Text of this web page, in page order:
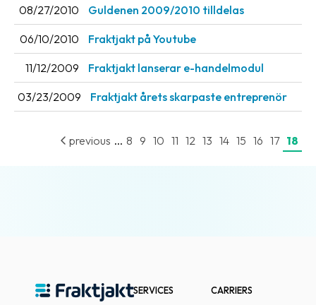
us
Terms
Terms
and
conditions
Privacy
08/27/2010 Guldenen 2009/2010 tilldelas
06/10/2010 Fraktjakt på Youtube
11/12/2009 Fraktjakt lanserar e-handelmodul
03/23/2009 Fraktjakt årets skarpaste entreprenör
previous ... 8 9 10 11 12 13 14 15 16 17 18
SERVICES
CARRIERS